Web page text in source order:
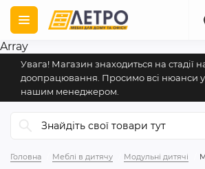
Array
Увага! Магазин знаходиться на стадії
доопрацювання. Просимо всі нюанси
нашим менеджером.
Головна Меблі в дитячу Модульні дитячі